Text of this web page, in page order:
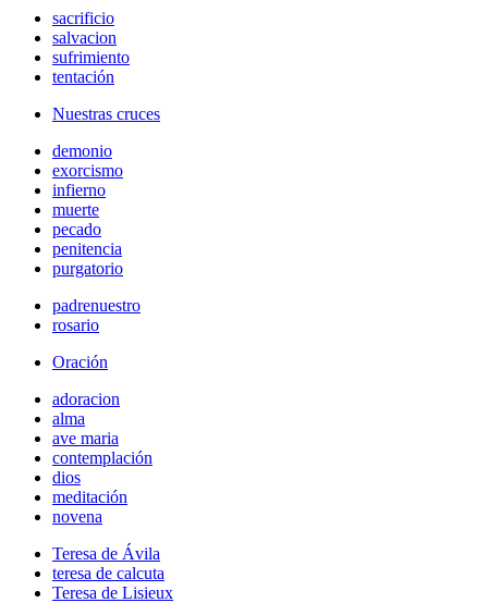
sacrificio
salvacion
sufrimiento
tentación
Nuestras cruces
demonio
exorcismo
infierno
muerte
pecado
penitencia
purgatorio
padrenuestro
rosario
Oración
adoracion
alma
ave maria
contemplación
dios
meditación
novena
Teresa de Ávila
teresa de calcuta
Teresa de Lisieux